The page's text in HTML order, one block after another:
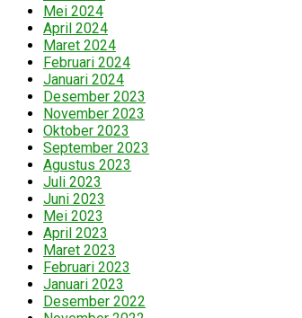
Mei 2024
April 2024
Maret 2024
Februari 2024
Januari 2024
Desember 2023
November 2023
Oktober 2023
September 2023
Agustus 2023
Juli 2023
Juni 2023
Mei 2023
April 2023
Maret 2023
Februari 2023
Januari 2023
Desember 2022